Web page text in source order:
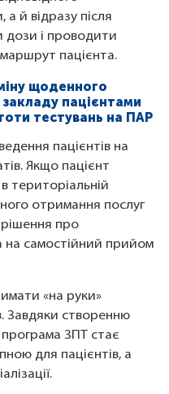
й відразу після
дози і проводити
пацієнта.
щоденного
закладу пацієнтами
тестувань на ПАР
пацієнтів на
Якщо пацієнт
територіальній
отримання послуг
про
на самостійний прийом
«на руки»
Завдяки створенню
програма ЗПТ стає
для пацієнтів, а